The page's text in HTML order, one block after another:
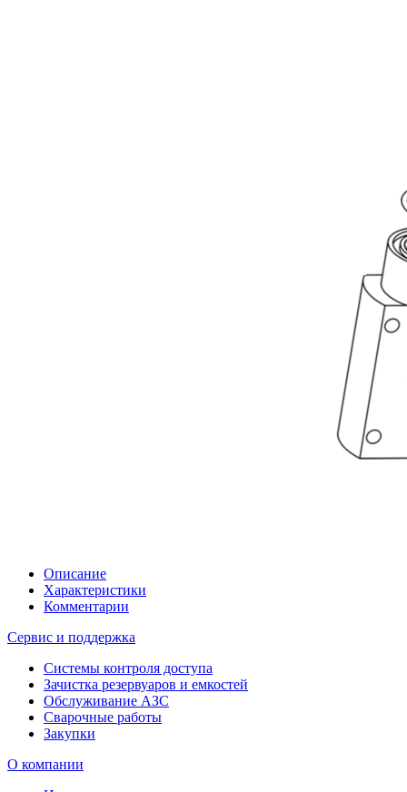
Описание
Характеристики
Комментарии
Сервис и поддержка
Системы контроля доступа
Зачистка резервуаров и емкостей
Обслуживание АЗС
Сварочные работы
Закупки
О компании